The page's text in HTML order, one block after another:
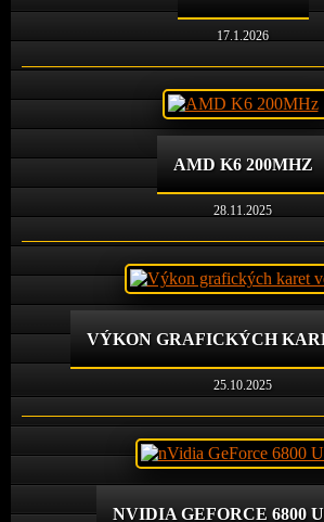
17.1.2026
AMD K6 200MHZ
28.11.2025
VÝKON GRAFICKÝCH
25.10.2025
NVIDIA GEFORCE 6800